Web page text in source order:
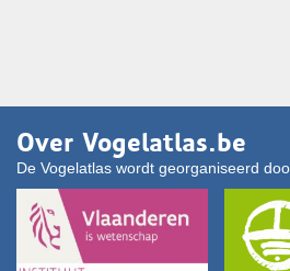
Over Vogelatlas.be
De Vogelatlas wordt georganiseerd